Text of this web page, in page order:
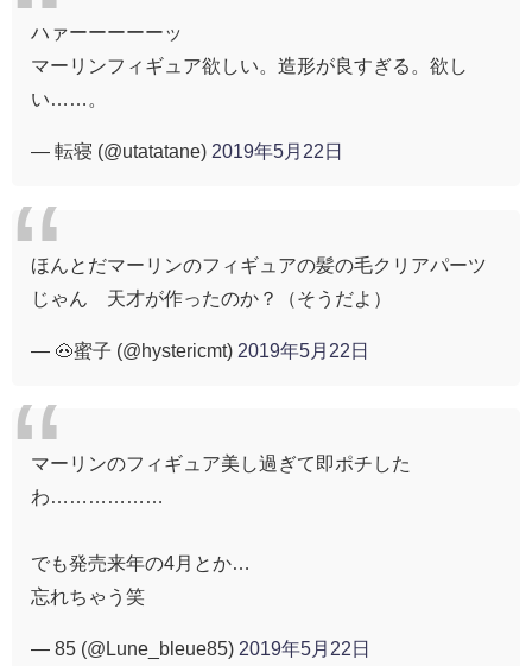
ハァーーーーーッ
マーリンフィギュア欲しい。造形が良すぎる。欲し
い……。
— 転寝 (@utatatane) 2019年5月22日
ほんとだマーリンのフィギュアの髪の毛クリアパーツ
じゃん 天才が作ったのか？（そうだよ）
— 🐽蜜子 (@hystericmt) 2019年5月22日
マーリンのフィギュア美し過ぎて即ポチした
わ………………
でも発売来年の4月とか…
忘れちゃう笑
— 85 (@Lune_bleue85) 2019年5月22日